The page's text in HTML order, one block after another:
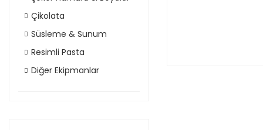
Çikolata
Süsleme & Sunum
Resimli Pasta
Diğer Ekipmanlar